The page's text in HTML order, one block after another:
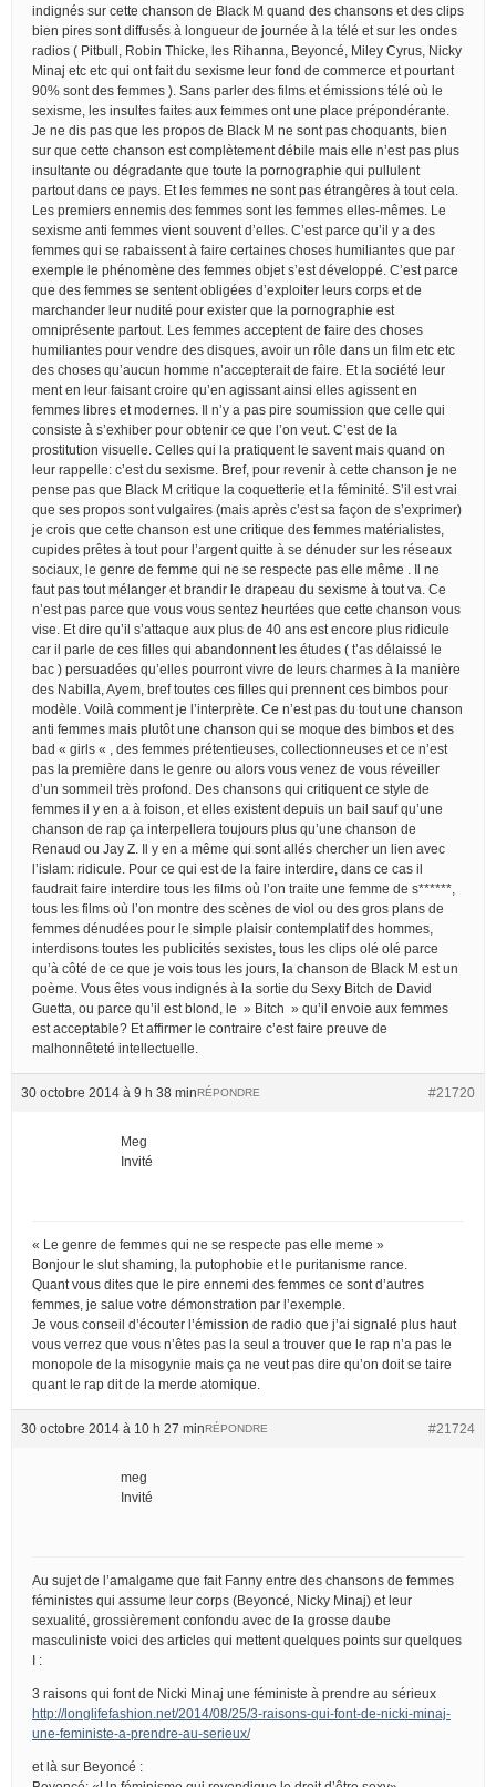
indignés sur cette chanson de Black M quand des chansons et des clips
bien pires sont diffusés à longueur de journée à la télé et sur les ondes
radios ( Pitbull, Robin Thicke, les Rihanna, Beyoncé, Miley Cyrus, Nicky
Minaj etc etc qui ont fait du sexisme leur fond de commerce et pourtant
90% sont des femmes ). Sans parler des films et émissions télé où le
sexisme, les insultes faites aux femmes ont une place prépondérante.
Je ne dis pas que les propos de Black M ne sont pas choquants, bien
sur que cette chanson est complètement débile mais elle n’est pas plus
insultante ou dégradante que toute la pornographie qui pullulent
partout dans ce pays. Et les femmes ne sont pas étrangères à tout cela.
Les premiers ennemis des femmes sont les femmes elles-mêmes. Le
sexisme anti femmes vient souvent d’elles. C’est parce qu’il y a des
femmes qui se rabaissent à faire certaines choses humiliantes que par
exemple le phénomène des femmes objet s’est développé. C’est parce
que des femmes se sentent obligées d’exploiter leurs corps et de
marchander leur nudité pour exister que la pornographie est
omniprésente partout. Les femmes acceptent de faire des choses
humiliantes pour vendre des disques, avoir un rôle dans un film etc etc
des choses qu’aucun homme n’accepterait de faire. Et la société leur
ment en leur faisant croire qu’en agissant ainsi elles agissent en
femmes libres et modernes. Il n’y a pas pire soumission que celle qui
consiste à s’exhiber pour obtenir ce que l’on veut. C’est de la
prostitution visuelle. Celles qui la pratiquent le savent mais quand on
leur rappelle: c’est du sexisme. Bref, pour revenir à cette chanson je ne
pense pas que Black M critique la coquetterie et la féminité. S’il est vrai
que ses propos sont vulgaires (mais après c’est sa façon de s’exprimer)
je crois que cette chanson est une critique des femmes matérialistes,
cupides prêtes à tout pour l’argent quitte à se dénuder sur les réseaux
sociaux, le genre de femme qui ne se respecte pas elle même . Il ne
faut pas tout mélanger et brandir le drapeau du sexisme à tout va. Ce
n’est pas parce que vous vous sentez heurtées que cette chanson vous
vise. Et dire qu’il s’attaque aux plus de 40 ans est encore plus ridicule
car il parle de ces filles qui abandonnent les études ( t’as délaissé le
bac ) persuadées qu’elles pourront vivre de leurs charmes à la manière
des Nabilla, Ayem, bref toutes ces filles qui prennent ces bimbos pour
modèle. Voilà comment je l’interprète. Ce n’est pas du tout une chanson
anti femmes mais plutôt une chanson qui se moque des bimbos et des
bad « girls « , des femmes prétentieuses, collectionneuses et ce n’est
pas la première dans le genre ou alors vous venez de vous réveiller
d’un sommeil très profond. Des chansons qui critiquent ce style de
femmes il y en a à foison, et elles existent depuis un bail sauf qu’une
chanson de rap ça interpellera toujours plus qu’une chanson de
Renaud ou Jay Z. Il y en a même qui sont allés chercher un lien avec
l’islam: ridicule. Pour ce qui est de la faire interdire, dans ce cas il
faudrait faire interdire tous les films où l’on traite une femme de s******,
tous les films où l’on montre des scènes de viol ou des gros plans de
femmes dénudées pour le simple plaisir contemplatif des hommes,
interdisons toutes les publicités sexistes, tous les clips olé olé parce
qu’à côté de ce que je vois tous les jours, la chanson de Black M est un
poème. Vous êtes vous indignés à la sortie du Sexy Bitch de David
Guetta, ou parce qu’il est blond, le » Bitch » qu’il envoie aux femmes
est acceptable? Et affirmer le contraire c’est faire preuve de
malhonnêteté intellectuelle.
30 octobre 2014 à 9 h 38 min #21720
RÉPONDRE
Meg
Invité
« Le genre de femmes qui ne se respecte pas elle meme »
Bonjour le slut shaming, la putophobie et le puritanisme rance.
Quant vous dites que le pire ennemi des femmes ce sont d’autres
femmes, je salue votre démonstration par l’exemple.
Je vous conseil d’écouter l’émission de radio que j’ai signalé plus haut
vous verrez que vous n’êtes pas la seul a trouver que le rap n’a pas le
monopole de la misogynie mais ça ne veut pas dire qu’on doit se taire
quant le rap dit de la merde atomique.
30 octobre 2014 à 10 h 27 min #21724
RÉPONDRE
meg
Invité
Au sujet de l’amalgame que fait Fanny entre des chansons de femmes
féministes qui assume leur corps (Beyoncé, Nicky Minaj) et leur
sexualité, grossièrement confondu avec de la grosse daube
masculiniste voici des articles qui mettent quelques points sur quelques
I :
3 raisons qui font de Nicki Minaj une féministe à prendre au sérieux
http://longlifefashion.net/2014/08/25/3-raisons-qui-font-de-nicki-minaj-
une-feministe-a-prendre-au-serieux/
et là sur Beyoncé :